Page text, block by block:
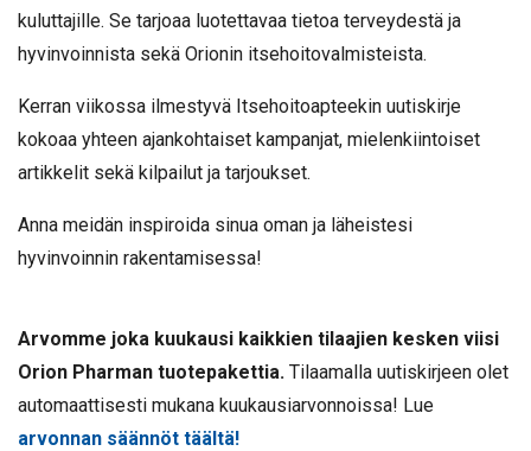
kuluttajille. Se tarjoaa luotettavaa tietoa terveydestä ja
hyvinvoinnista sekä Orionin itsehoitovalmisteista.
Kerran viikossa ilmestyvä Itsehoitoapteekin uutiskirje
kokoaa yhteen ajankohtaiset kampanjat, mielenkiintoiset
artikkelit sekä kilpailut ja tarjoukset.
Anna meidän inspiroida sinua oman ja läheistesi
hyvinvoinnin rakentamisessa!
Arvomme joka kuukausi kaikkien tilaajien kesken viisi
Orion Pharman tuotepakettia. Tilaamalla uutiskirjeen olet
automaattisesti mukana kuukausiarvonnoissa! Lue
arvonnan säännöt täältä!